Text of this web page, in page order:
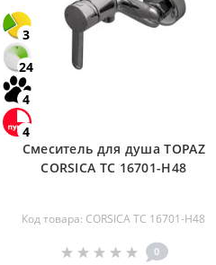
3
24
4
4
Смеситель для душа TOPAZ
CORSICA TC 16701-H48
Код товара: CORSICA TC 16701-H48
0